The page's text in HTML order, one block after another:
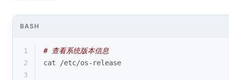
BASH
1
# 查看系统版本信息
2
cat /etc/os-release
3